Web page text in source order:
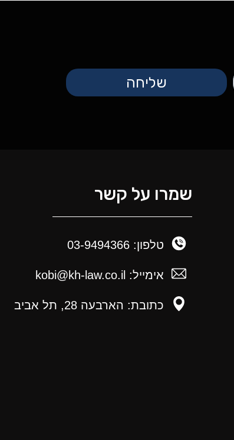
שליחה
שמרו על קשר
טלפון: 03-9494366
אימייל: kobi@kh-law.co.il
כתובת: הארבעה 28, תל אביב